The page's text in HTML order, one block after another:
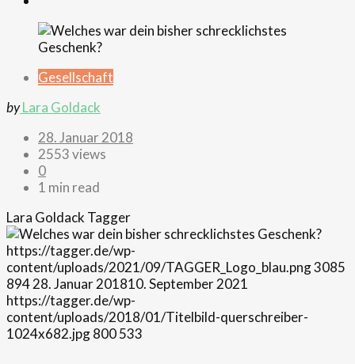
Gesellschaft
byLara Goldack
28. Januar 2018
2553 views
0
1 min read
Lara Goldack Tagger
https://tagger.de/wp-
content/uploads/2021/09/TAGGER_Logo_blau.png3085
89428. Januar 201810. September 2021
https://tagger.de/wp-
content/uploads/2018/01/Titelbild-querschreiber-
1024x682.jpg800533